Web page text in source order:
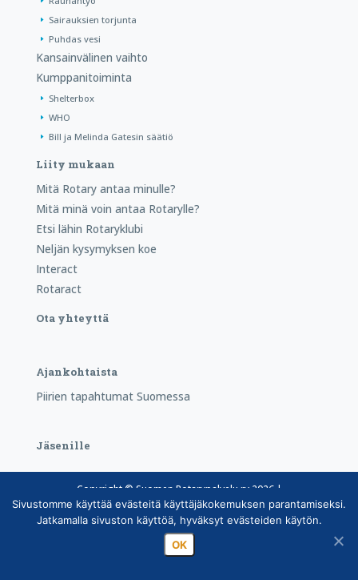
Sairauksien torjunta
Puhdas vesi
Kansainvälinen vaihto
Kumppanitoiminta
Shelterbox
WHO
Bill ja Melinda Gatesin säätiö
Liity mukaan
Mitä Rotary antaa minulle?
Mitä minä voin antaa Rotarylle?
Etsi lähin Rotaryklubi
Neljän kysymyksen koe
Interact
Rotaract
Ota yhteyttä
Ajankohtaista
Piirien tapahtumat Suomessa
Jäsenille
Copyright © Suomen Rotarypalvelu ry 2026 |
Jäsentietojärjestelmän tietosuojaseloste|Henkilötietojen
käsittely Rotarytoiminnassa
Sivustomme käyttää evästeitä käyttäjäkokemuksen parantamiseksi.
Jatkamalla sivuston käyttöä, hyväksyt evästeiden käytön.
OK